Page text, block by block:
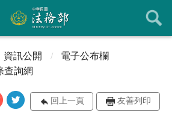
資訊公開
電子公布欄
查詢網
回上一頁 友善列印